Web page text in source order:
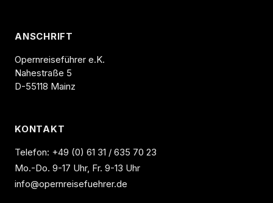
ANSCHRIFT
Opernreiseführer e.K.
Nahestraße 5
D-55118 Mainz
KONTAKT
Telefon: +49 (0) 61 31 / 635 70 23
Mo.-Do. 9-17 Uhr, Fr. 9-13 Uhr
info@opernreisefuehrer.de